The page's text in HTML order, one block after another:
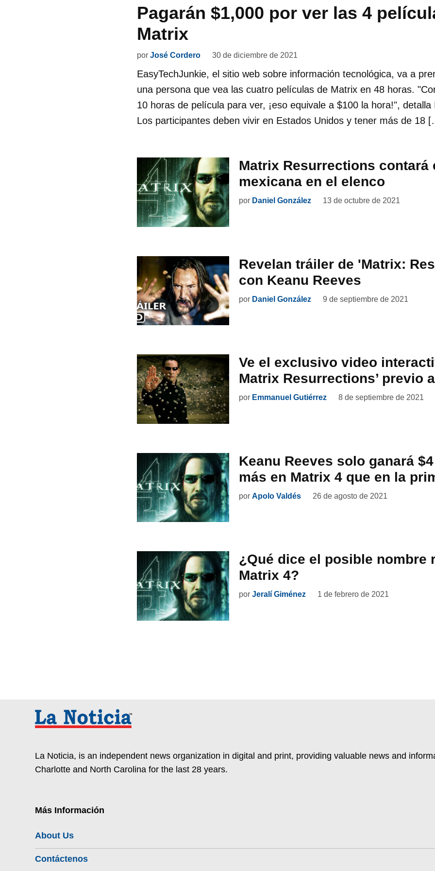
Pagarán $1,000 por ver las 4
Matrix
por José Cordero 30 de diciembre de 2021
EasyTechJunkie, el sitio web sobre información tecnológica, va a
una persona que vea las cuatro películas de Matrix en 48 horas.
10 horas de película para ver, ¡eso equivale a $100 la hora!", detalla
Los participantes deben vivir en Estados Unidos y tener más de 18
Matrix Resurrections contará
mexicana en el elenco
por Daniel González 13 de octubre de 2021
Revelan tráiler de 'Matrix:
con Keanu Reeves
por Daniel González 9 de septiembre de 2021
Ve el exclusivo video
Matrix Resurrections’ previo
por Emmanuel Gutiérrez 8 de septiembre de 2021
Keanu Reeves solo ganará
más en Matrix 4 que en la
por Apolo Valdés 26 de agosto de 2021
¿Qué dice el posible nombre
Matrix 4?
por Jeralí Giménez 1 de febrero de 2021
La Noticia, is an independent news organization in digital and print, providing valuable news and
Charlotte and North Carolina for the last 28 years.
Más Información
About Us
Contáctenos